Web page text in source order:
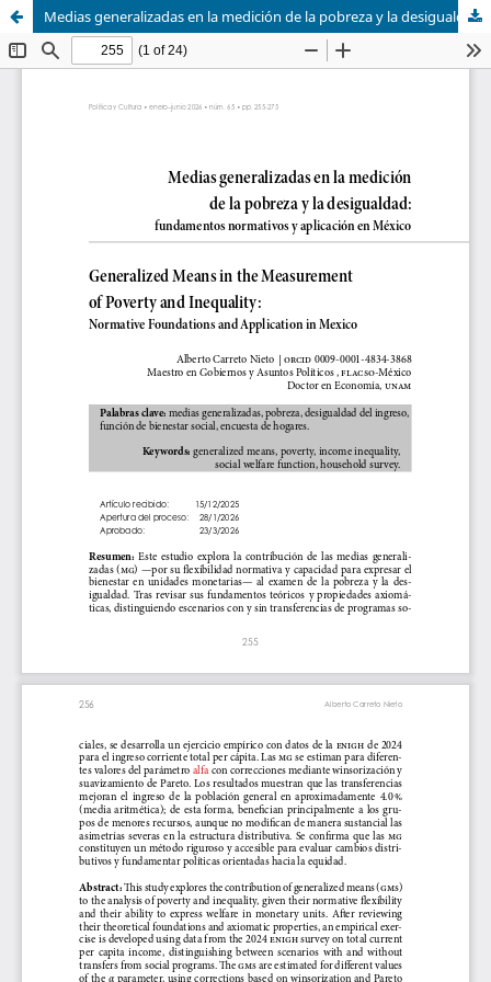
Medias generalizadas en la medición de la pobreza y la desigualdad: